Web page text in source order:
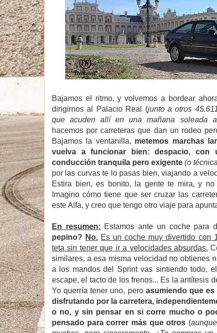
Bajamos el ritmo, y volvemos a bordear
dirigirnos al Palacio Real (junto a otros
que acuden allí en una mañana soleada
hacemos por carreteras que dan un rodeo
Bajamos la ventanilla, metemos marchas
vuelva a funcionar bien: despacio, con
conducción tranquila pero exigente(o
por las curvas te lo pasas bien, viajando a
Estira bien, es bonito, la gente te mira, y no
Imagino cómo tiene que ser cruzar las
este Alfa, y creo que tengo otro viaje para
En resumen: Estamos ante un coche para
pepino? No. Es un coche muy divertido con
teta sin tener que ir a velocidades absurdas.
similares, a esa misma velocidad no obtienes
a los mandos del Sprint vas sintiendo todo,
escape, el tacto de los frenos... Es la antítesis
Yo querría tener uno, pero asumiendo que
disfrutando por la carretera,
o no, y sin pensar en si corre mucho o
pensado para correr más que otros (